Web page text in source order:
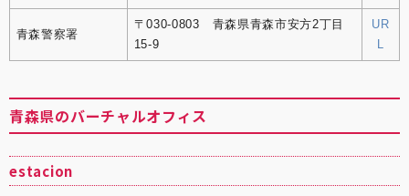
青森警察署
〒030-0803 青森県青森市安方2丁目
15-9
UR
青森県のバーチャルオフィス
estacion